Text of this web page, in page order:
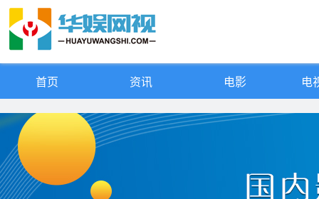
首页 资讯 电影 电